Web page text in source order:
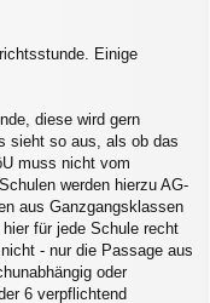
Einige
diese wird gern
sieht so aus, als ob das
muss nicht vom
werden hierzu AG-
aus Ganzgangsklassen
für jede Schule recht
- nur die Passage aus
oder
6 verpflichtend